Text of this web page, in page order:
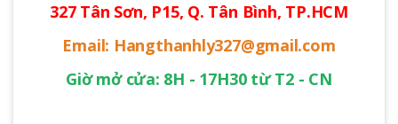
327 Tân Sơn, P15, Q. Tân Bình, TP.HCM
Email: Hangthanhly327@gmail.com
Giờ mở cửa: 8H - 17H30 từ T2 - CN